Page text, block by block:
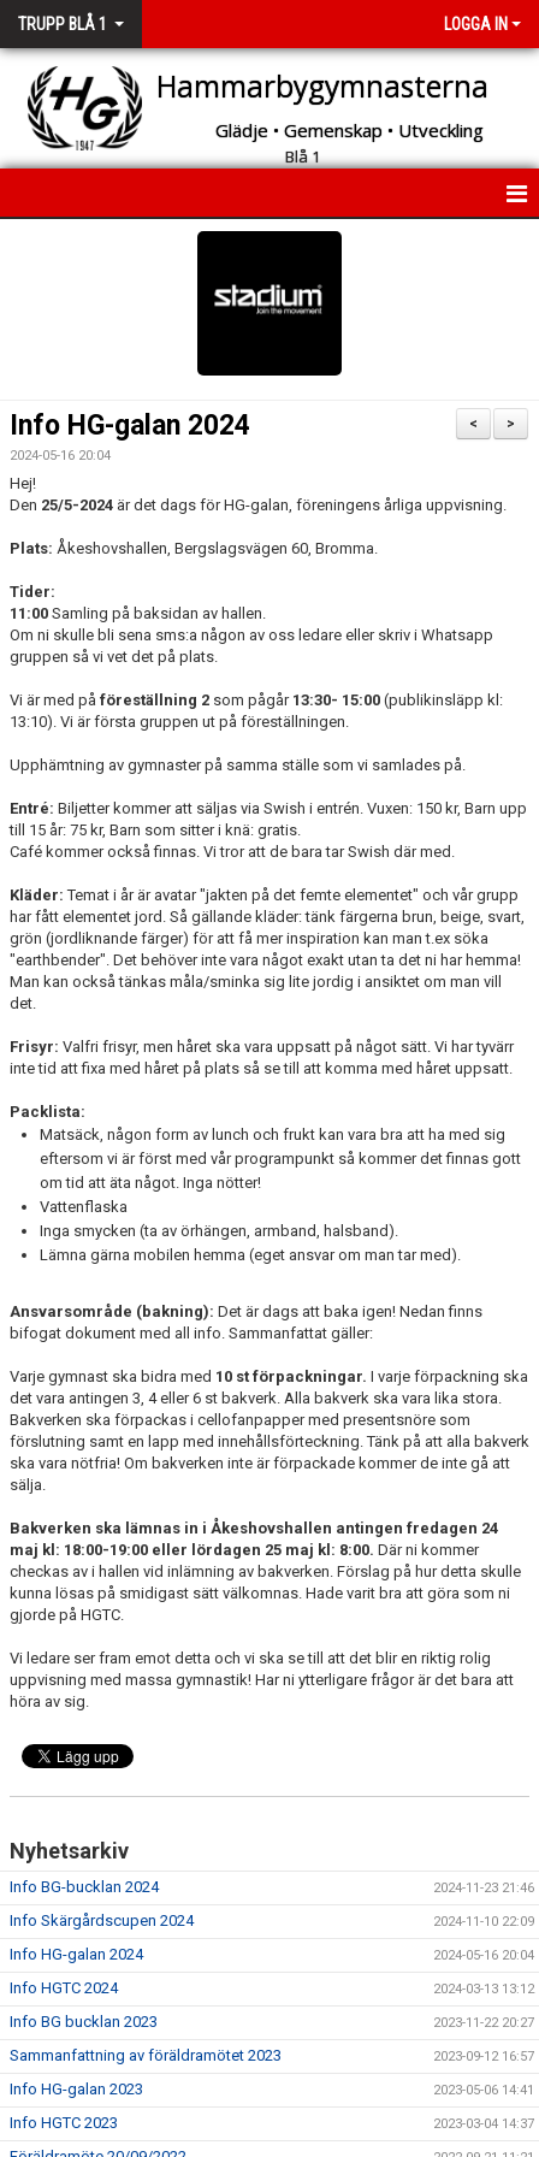
TRUPP BLÅ 1 LOGGA IN
Hammarbygymnasterna
Glädje • Gemenskap • Utveckling
Blå 1
>
<
Info HG-galan 2024
2024-05-16 20:04
Hej!
Den 25/5-2024 är det dags för HG-galan, föreningens årliga uppvisning.
Plats: Åkeshovshallen, Bergslagsvägen 60, Bromma.
Tider:
11:00 Samling på baksidan av hallen.
Om ni skulle bli sena sms:a någon av oss ledare eller skriv i Whatsapp
gruppen så vi vet det på plats.
Vi är med på föreställning 2 som pågår 13:30- 15:00 (publikinsläpp kl:
13:10). Vi är första gruppen ut på föreställningen.
Upphämtning av gymnaster på samma ställe som vi samlades på.
Entré: Biljetter kommer att säljas via Swish i entrén. Vuxen: 150 kr, Barn upp
till 15 år: 75 kr, Barn som sitter i knä: gratis.
Café kommer också finnas. Vi tror att de bara tar Swish där med.
Kläder: Temat i år är avatar "jakten på det femte elementet" och vår grupp
har fått elementet jord. Så gällande kläder: tänk färgerna brun, beige, svart,
grön (jordliknande färger) för att få mer inspiration kan man t.ex söka
"earthbender". Det behöver inte vara något exakt utan ta det ni har hemma!
Man kan också tänkas måla/sminka sig lite jordig i ansiktet om man vill
det.
Frisyr: Valfri frisyr, men håret ska vara uppsatt på något sätt. Vi har tyvärr
inte tid att fixa med håret på plats så se till att komma med håret uppsatt.
Packlista:
Matsäck, någon form av lunch och frukt kan vara bra att ha med sig
eftersom vi är först med vår programpunkt så kommer det finnas gott
om tid att äta något. Inga nötter!
Vattenflaska
Inga smycken (ta av örhängen, armband, halsband).
Lämna gärna mobilen hemma (eget ansvar om man tar med).
Ansvarsområde (bakning): Det är dags att baka igen! Nedan finns
bifogat dokument med all info. Sammanfattat gäller:
Varje gymnast ska bidra med 10 st förpackningar. I varje förpackning ska
det vara antingen 3, 4 eller 6 st bakverk. Alla bakverk ska vara lika stora.
Bakverken ska förpackas i cellofanpapper med presentsnöre som
förslutning samt en lapp med innehållsförteckning. Tänk på att alla bakverk
ska vara nötfria! Om bakverken inte är förpackade kommer de inte gå att
sälja.
Bakverken ska lämnas in i Åkeshovshallen antingen fredagen 24
maj kl: 18:00-19:00 eller lördagen 25 maj kl: 8:00. Där ni kommer
checkas av i hallen vid inlämning av bakverken. Förslag på hur detta skulle
kunna lösas på smidigast sätt välkomnas. Hade varit bra att göra som ni
gjorde på HGTC.
Vi ledare ser fram emot detta och vi ska se till att det blir en riktig rolig
uppvisning med massa gymnastik! Har ni ytterligare frågor är det bara att
höra av sig.
Nyhetsarkiv
Info BG-bucklan 2024 2024-11-23 21:46
Info Skärgårdscupen 2024 2024-11-10 22:09
Info HG-galan 2024 2024-05-16 20:04
Info HGTC 2024 2024-03-13 13:12
Info BG bucklan 2023 2023-11-22 20:27
Sammanfattning av föräldramötet 2023 2023-09-12 16:57
Info HG-galan 2023 2023-05-06 14:41
Info HGTC 2023 2023-03-04 14:37